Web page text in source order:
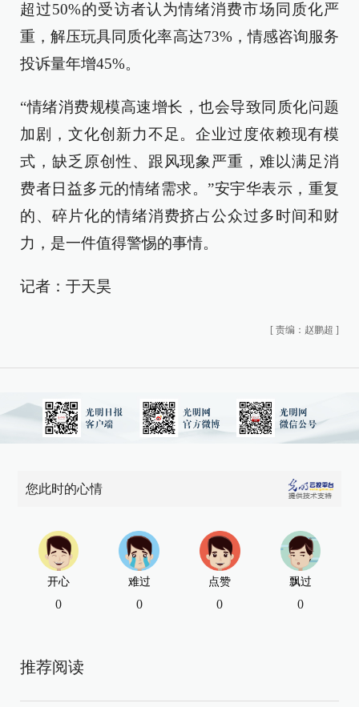
超过50%的受访者认为情绪消费市场同质化严
重，解压玩具同质化率高达73%，情感咨询服务
投诉量年增45%。
“情绪消费规模高速增长，也会导致同质化问题
加剧，文化创新力不足。企业过度依赖现有模
式，缺乏原创性、跟风现象严重，难以满足消
费者日益多元的情绪需求。”安宇华表示，重复
的、碎片化的情绪消费挤占公众过多时间和财
力，是一件值得警惕的事情。
记者：于天昊
[ 责编：赵鹏超 ]
您此时的心情
开心
0
难过
0
点赞
0
飘过
0
推荐阅读